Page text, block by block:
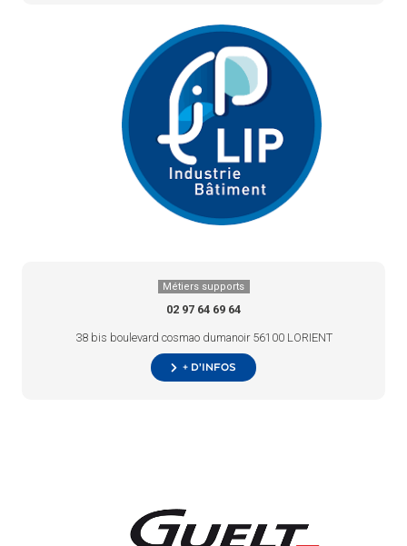
Métiers supports
02 97 64 69 64
38 bis boulevard cosmao dumanoir 56100 LORIENT
+ d’infos